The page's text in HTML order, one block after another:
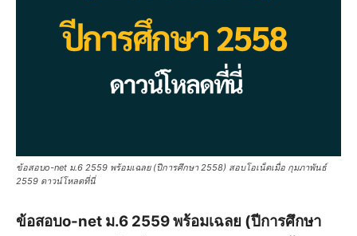
ข้อสอบo-net ม.6 2559 พร้อมเฉลย (ปีการศึกษา 2558) สอบโอเน็ตเมื่อ กุมภาพันธ์
2559 ดาวน์โหลดที่นี่
ข้อสอบo-net ม.6 2559 พร้อมเฉลย (ปีการศึกษา